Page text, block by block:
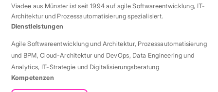
Viadee aus Münster ist seit 1994 auf agile Softwareentwicklung, IT-
Architektur und Prozessautomatisierung spezialisiert.
Dienstleistungen
Agile Softwareentwicklung und Architektur, Prozessautomatisierung
und BPM,Cloud-Architektur und DevOps, Data Engineering und
Analytics, IT-Strategie und Digitalisierungsberatung
Kompetenzen